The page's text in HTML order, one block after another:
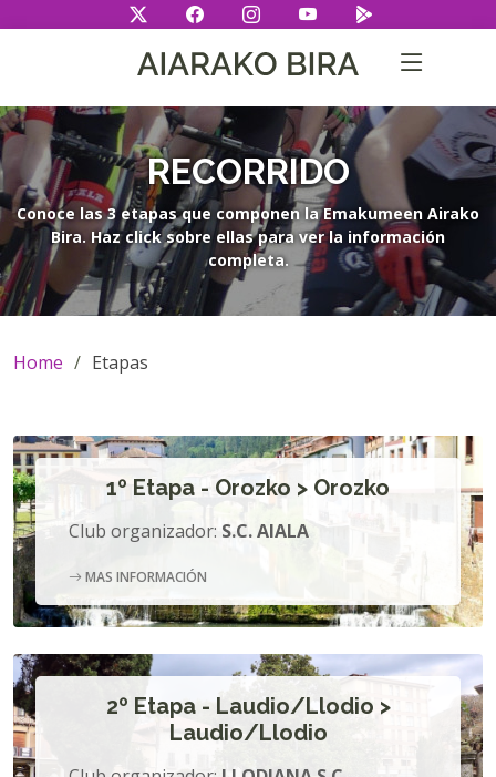
RECORRIDO
Conoce las 3 etapas que componen laEmakumeen Airako
Bira. Haz click sobre ellas para ver la información
completa.
Home Etapas
1º Etapa - Orozko > Orozko
Club organizador: S.C. AIALA
MAS INFORMACIÓN
2º Etapa - Laudio/Llodio >
Laudio/Llodio